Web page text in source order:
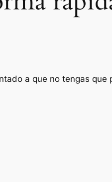
a que no tengas que